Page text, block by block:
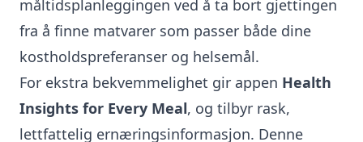
måltidsplanleggingen ved å ta bort gjettingen
fra å finne matvarer som passer både dine
kostholdspreferanser og helsemål.
For ekstra bekvemmelighet gir appen Health
Insights for Every Meal, og tilbyr rask,
lettfattelig ernæringsinformasjon. Denne